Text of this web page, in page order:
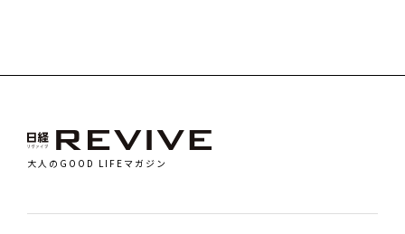
大人のGOOD LIFEマガジン